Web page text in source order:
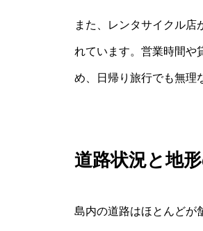
また、レンタサイクル店
れています。営業時間や
め、日帰り旅行でも無理
道路状況と地
島内の道路はほとんどが